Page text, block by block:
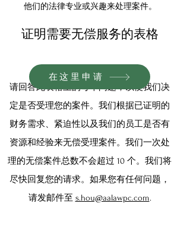
他们的法律专业或兴趣来处理案件。
证明需要无偿服务的表格
请回答此表格上的每个问题，以便我们决
定是否受理您的案件。我们根据已证明的
财务需求、紧迫性以及我们的员工是否有
资源和经验来无偿受理案件。我们一次处
理的无偿案件总数不会超过 10 个。我们将
尽快回复您的请求。如果您有任何问题，
请发邮件至 s.hou@aalawpc.com.
在这里申请